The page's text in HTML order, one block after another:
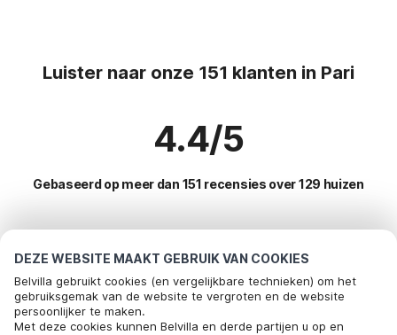
DEZE WEBSITE MAAKT GEBRUIK VAN COOKIES
Belvilla gebruikt cookies (en vergelijkbare technieken) om het
gebruiksgemak van de website te vergroten en de website
persoonlijker te maken.
Met deze cookies kunnen Belvilla en derde partijen u op en
Luister naar onze 151 klanten in Pari
4.4/5
Gebaseerd op meer dan 151 recensies over 129 huizen
Meest populaire bestemmingen voor
vakantie
Top steden met top voorzieningen voor vakantie